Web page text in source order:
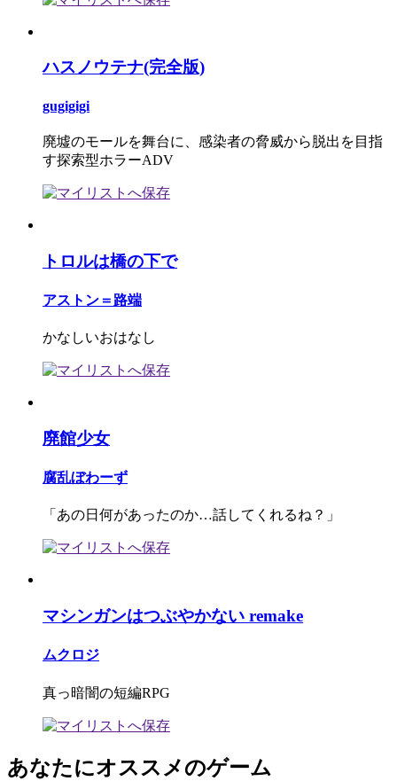
ハスノウテナ(完全版)
gugigigi
廃墟のモールを舞台に、感染者の脅威から脱出を目指
す探索型ホラーADV
トロルは橋の下で
アストン＝路端
かなしいおはなし
廃館少女
腐乱ぼわーず
「あの日何があったのか…話してくれるね？」
マシンガンはつぶやかない remake
ムクロジ
真っ暗闇の短編RPG
あなたにオススメのゲーム